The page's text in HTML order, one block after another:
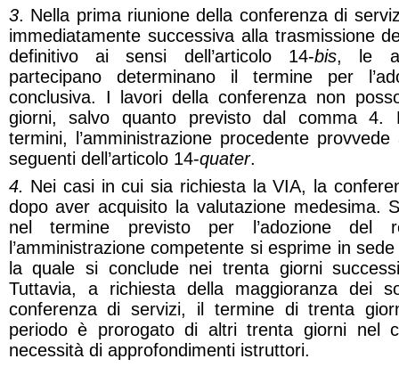
3. Nella prima riunione della conferenza di
immediatamente successiva alla trasmissione
definitivo ai sensi dell’articolo 14-bis, le
partecipano determinano il termine per
conclusiva. I lavori della conferenza non
giorni, salvo quanto previsto dal comma 4.
termini, l’amministrazione procedente
seguenti dell’articolo 14-quater.
4. Nei casi in cui sia richiesta la VIA, la
dopo aver acquisito la valutazione medesima.
nel termine previsto per l’adozione del
l’amministrazione competente si esprime in
la quale si conclude nei trenta giorni
Tuttavia, a richiesta della maggioranza dei
conferenza di servizi, il termine di trenta
periodo è prorogato di altri trenta giorni nel
necessità di approfondimenti istruttori.